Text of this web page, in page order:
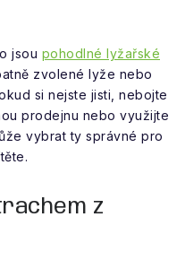
jsou pohodlné lyžařské
zvolené lyže nebo
si nejste jisti, nebojte
prodejnu nebo využijte
vybrat ty správné pro
z